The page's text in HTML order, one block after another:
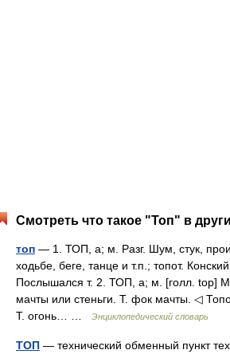
Смотреть что такое "Топ" в
топ — 1. ТОП, а; м. Разг. Шум, стук,
ходьбе, беге, танце и т.п.; топот. Конский
Послышался т. 2. ТОП, а; м. [голл. top]
мачты или стеньги. Т. фок мачты. ◁
Т. огонь… …
Энциклопедический словарь
ТОП — технический обменный пункт